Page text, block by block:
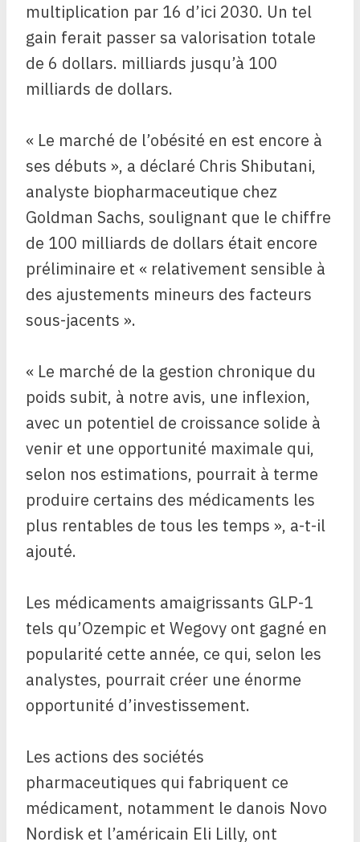
multiplication par 16 d’ici 2030. Un tel
gain ferait passer sa valorisation totale
de 6 dollars. milliards jusqu’à 100
milliards de dollars.
« Le marché de l’obésité en est encore à
ses débuts », a déclaré Chris Shibutani,
analyste biopharmaceutique chez
Goldman Sachs, soulignant que le chiffre
de 100 milliards de dollars était encore
préliminaire et « relativement sensible à
des ajustements mineurs des facteurs
sous-jacents ».
« Le marché de la gestion chronique du
poids subit, à notre avis, une inflexion,
avec un potentiel de croissance solide à
venir et une opportunité maximale qui,
selon nos estimations, pourrait à terme
produire certains des médicaments les
plus rentables de tous les temps », a-t-il
ajouté.
Les médicaments amaigrissants GLP-1
tels qu’Ozempic et Wegovy ont gagné en
popularité cette année, ce qui, selon les
analystes, pourrait créer une énorme
opportunité d’investissement.
Les actions des sociétés
pharmaceutiques qui fabriquent ce
médicament, notamment le danois Novo
Nordisk et l’américain Eli Lilly, ont